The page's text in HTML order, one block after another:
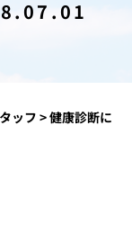
ッフ >健康診断に